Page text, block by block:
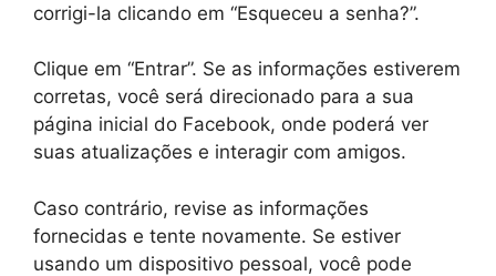
corrigi-la clicando em “Esqueceu a senha?”.
Clique em “Entrar”. Se as informações estiverem
corretas, você será direcionado para a sua
página inicial do Facebook, onde poderá ver
suas atualizações e interagir com amigos.
Caso contrário, revise as informações
fornecidas e tente novamente. Se estiver
usando um dispositivo pessoal, você pode